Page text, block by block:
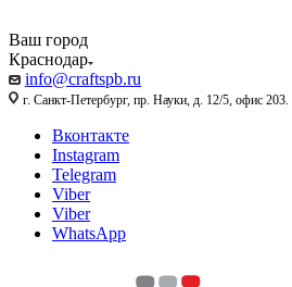
Ваш город
Краснодар
info@craftspb.ru
г. Санкт-Петербург, пр. Науки, д. 12/5, офис 203.
Вконтакте
Instagram
Telegram
Viber
Viber
WhatsApp